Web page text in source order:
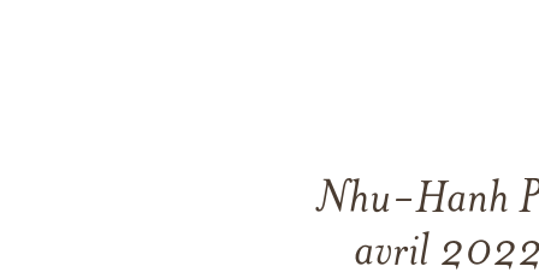
Nhu-Hanh
avril